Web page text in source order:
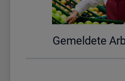
Ge­mel­de­te